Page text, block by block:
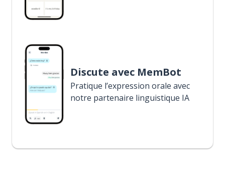
Discute avec MemBot
Pratique l’expression orale avec
notre partenaire linguistique IA